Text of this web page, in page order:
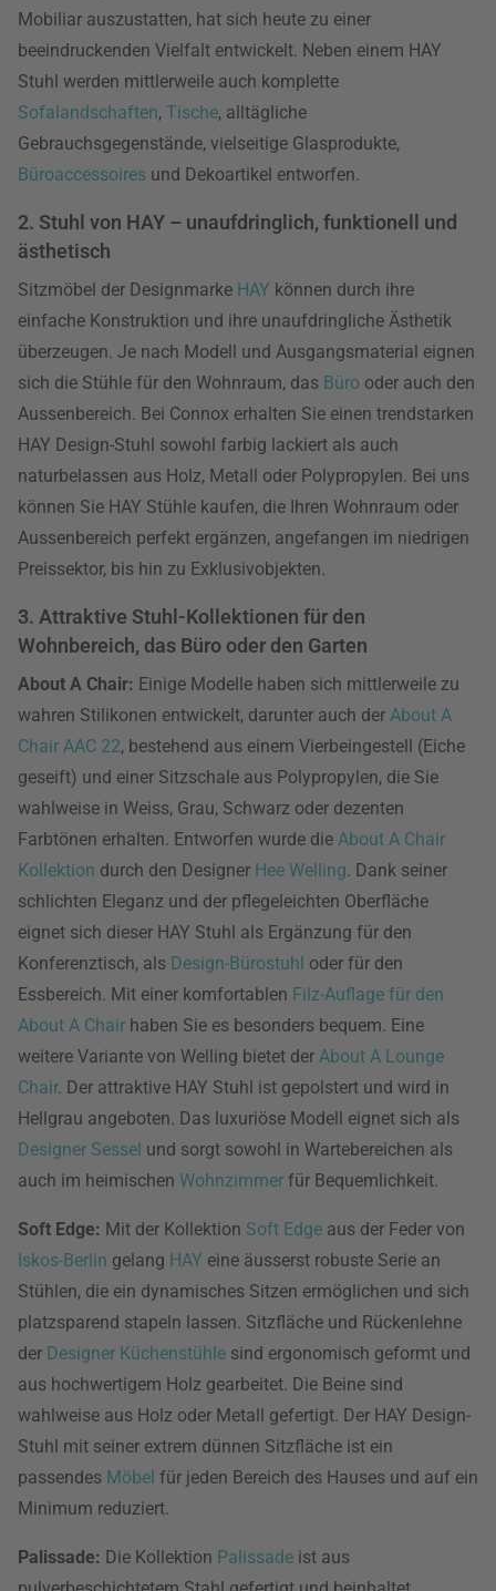
Mobiliar auszustatten, hat sich heute zu einer
beeindruckenden Vielfalt entwickelt. Neben einem HAY
Stuhl werden mittlerweile auch komplette
Sofalandschaften, Tische, alltägliche
Gebrauchsgegenstände, vielseitige Glasprodukte,
Büroaccessoires und Dekoartikel entworfen.
2. Stuhl von HAY – unaufdringlich, funktionell und
ästhetisch
Sitzmöbel der Designmarke HAY können durch ihre
einfache Konstruktion und ihre unaufdringliche Ästhetik
überzeugen. Je nach Modell und Ausgangsmaterial eignen
sich die Stühle für den Wohnraum, das Büro oder auch den
Aussenbereich. Bei Connox erhalten Sie einen trendstarken
HAY Design-Stuhl sowohl farbig lackiert als auch
naturbelassen aus Holz, Metall oder Polypropylen. Bei uns
können Sie HAY Stühle kaufen, die Ihren Wohnraum oder
Aussenbereich perfekt ergänzen, angefangen im niedrigen
Preissektor, bis hin zu Exklusivobjekten.
3. Attraktive Stuhl-Kollektionen für den
Wohnbereich, das Büro oder den Garten
About A Chair: Einige Modelle haben sich mittlerweile zu
wahren Stilikonen entwickelt, darunter auch der About A
Chair AAC 22, bestehend aus einem Vierbeingestell (Eiche
geseift) und einer Sitzschale aus Polypropylen, die Sie
wahlweise in Weiss, Grau, Schwarz oder dezenten
Farbtönen erhalten. Entworfen wurde die About A Chair
Kollektion durch den Designer Hee Welling. Dank seiner
schlichten Eleganz und der pflegeleichten Oberfläche
eignet sich dieser HAY Stuhl als Ergänzung für den
Konferenztisch, als Design-Bürostuhl oder für den
Essbereich. Mit einer komfortablen Filz-Auflage für den
About A Chair haben Sie es besonders bequem. Eine
weitere Variante von Welling bietet der About A Lounge
Chair. Der attraktive HAY Stuhl ist gepolstert und wird in
Hellgrau angeboten. Das luxuriöse Modell eignet sich als
Designer Sessel und sorgt sowohl in Wartebereichen als
auch im heimischen Wohnzimmer für Bequemlichkeit.
Soft Edge: Mit der Kollektion Soft Edge aus der Feder von
Iskos-Berlin gelang HAY eine äusserst robuste Serie an
Stühlen, die ein dynamisches Sitzen ermöglichen und sich
platzsparend stapeln lassen. Sitzfläche und Rückenlehne
der Designer Küchenstühle sind ergonomisch geformt und
aus hochwertigem Holz gearbeitet. Die Beine sind
wahlweise aus Holz oder Metall gefertigt. Der HAY Design-
Stuhl mit seiner extrem dünnen Sitzfläche ist ein
passendes Möbel für jeden Bereich des Hauses und auf ein
Minimum reduziert.
Palissade: Die Kollektion Palissade ist aus